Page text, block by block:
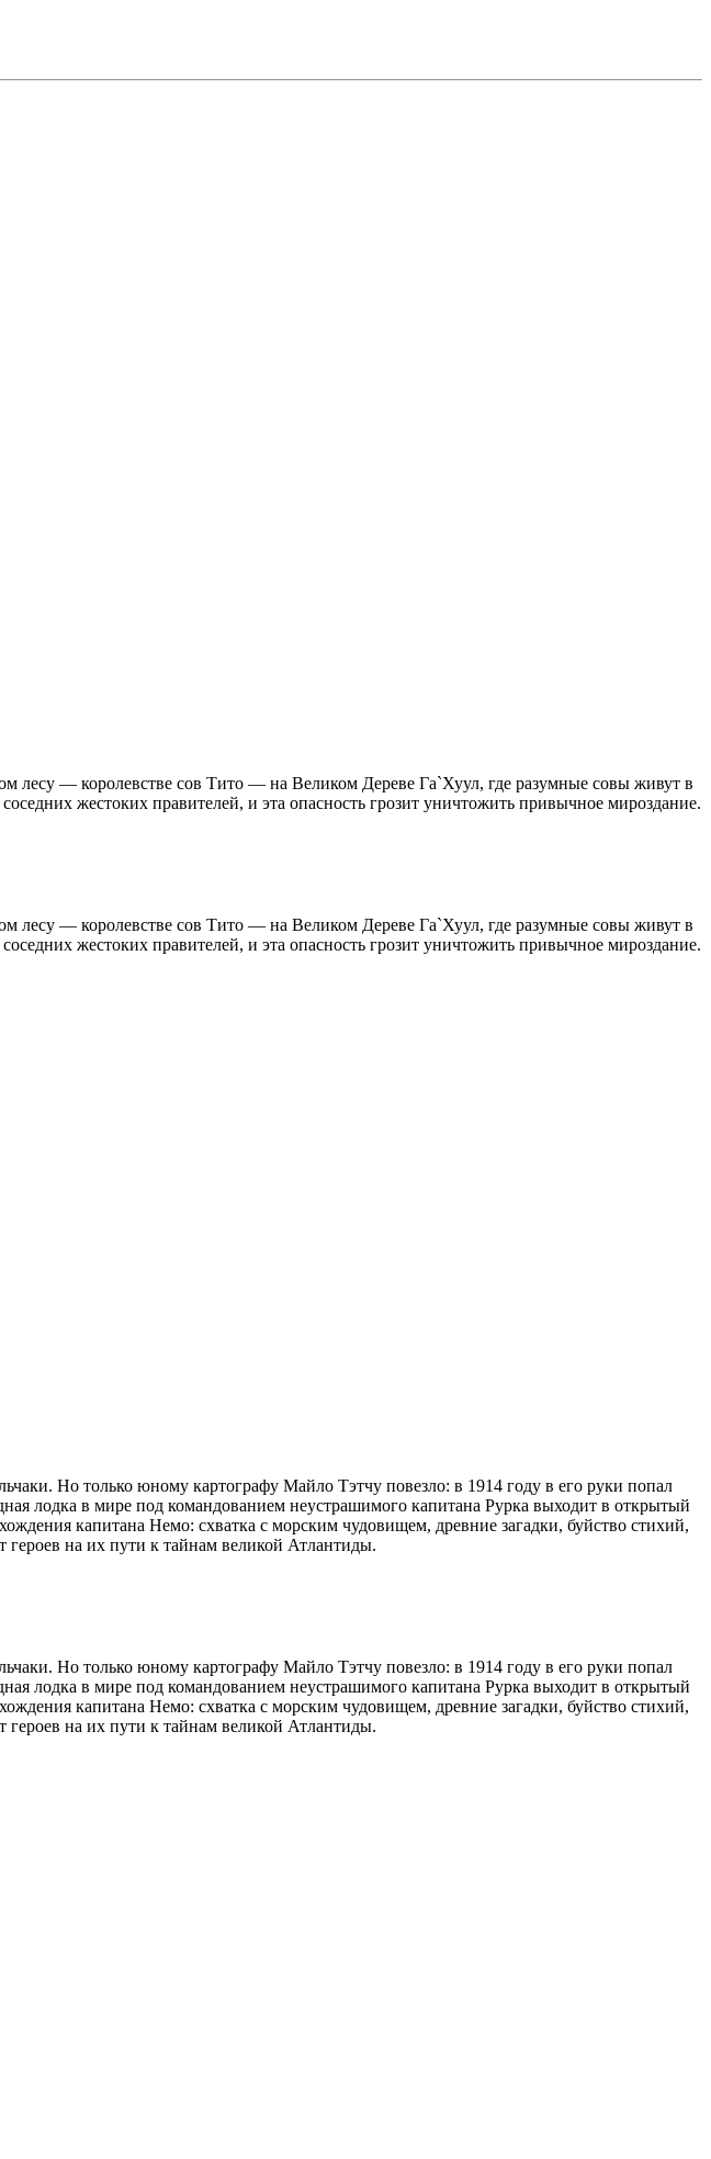
— королевстве сов Тито — на Великом Дереве Га`Хуул, где разумные совы живут в
жестоких правителей, и эта опасность грозит уничтожить привычное мироздание.
— королевстве сов Тито — на Великом Дереве Га`Хуул, где разумные совы живут в
жестоких правителей, и эта опасность грозит уничтожить привычное мироздание.
Но только юному картографу Майло Тэтчу повезло: в 1914 году в его руки попал
лодка в мире под командованием неустрашимого капитана Рурка выходит в открытый
капитана Немо: схватка с морским чудовищем, древние загадки, буйство стихий,
героев на их пути к тайнам великой Атлантиды.
Но только юному картографу Майло Тэтчу повезло: в 1914 году в его руки попал
лодка в мире под командованием неустрашимого капитана Рурка выходит в открытый
капитана Немо: схватка с морским чудовищем, древние загадки, буйство стихий,
героев на их пути к тайнам великой Атлантиды.